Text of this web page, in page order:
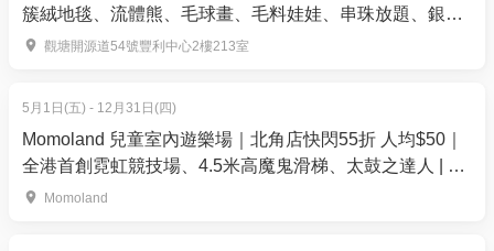
簇絨地毯、流體熊、毛球畫、毛料娃娃、串珠放題、銀戒
指製作 | 觀塘
觀塘開源道54號豐利中心2樓213室
5月1日(五) - 12月31日(四)
Momoland 兒童室內遊樂場｜北角店快閃55折 人均$50｜
全港首創霓虹競技場、4.5米高魔鬼滑梯、太鼓之達人 | 荃
灣西店、北角店
Momoland